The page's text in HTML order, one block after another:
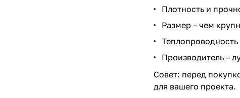
Плотность и
Размер – чем
Производитель –
Совет: перед
для вашего проекта.